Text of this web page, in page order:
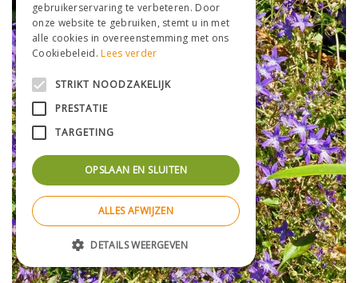
gebruikerservaring te verbeteren. Door
onze website te gebruiken, stemt u in met
alle cookies in overeenstemming met ons
Cookiebeleid.Lees verder
STRIKT NOODZAKELIJK
PRESTATIE
TARGETING
OPSLAAN EN SLUITEN
ALLES AFWIJZEN
DETAILS WEERGEVEN